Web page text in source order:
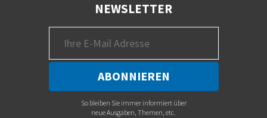
NEWSLETTER
So bleiben Sie immer informiert über
neue Ausgaben, Themen, etc.